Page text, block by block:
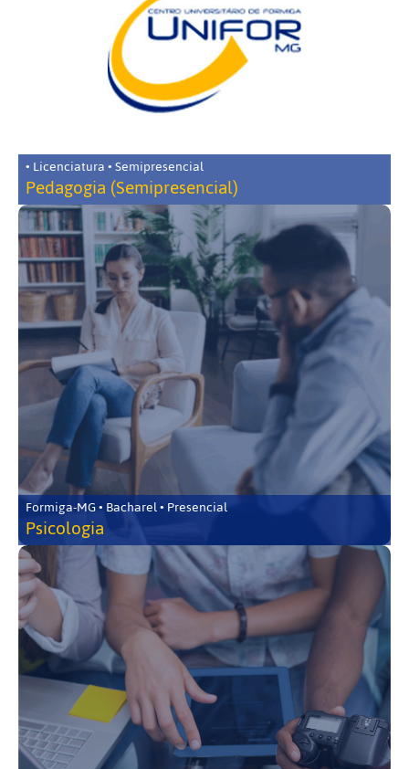
• Licenciatura • Semipresencial
Pedagogia (Semipresencial)
Formiga-MG • Bacharel • Presencial
Psicologia